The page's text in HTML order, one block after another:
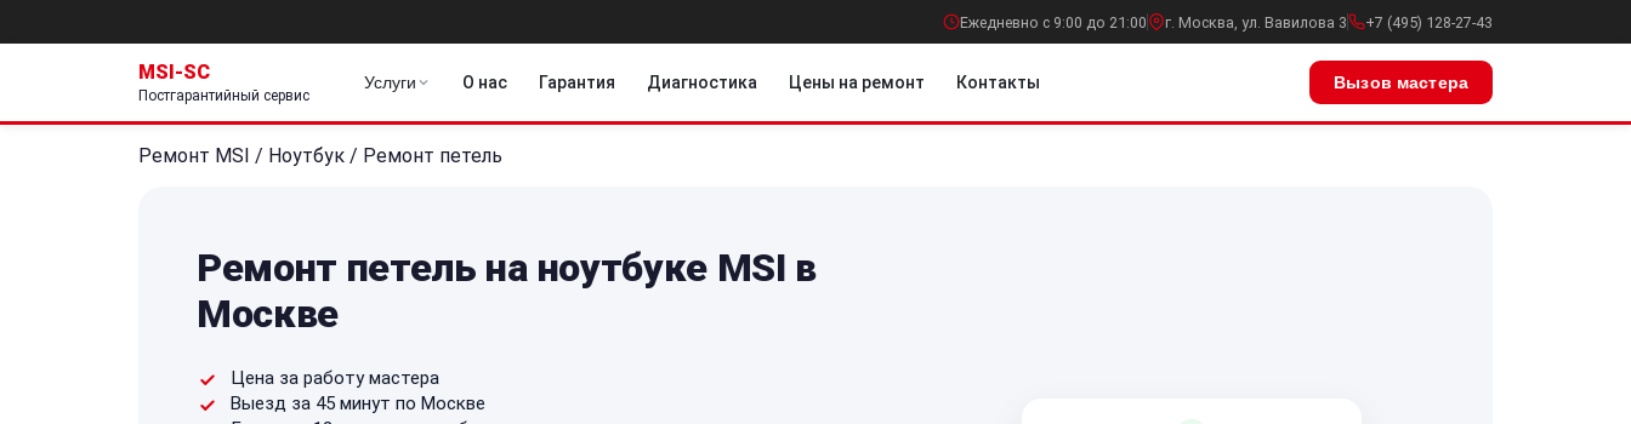
Ежедневно с 9:00 до 21:00 г. Москва, ул. Вавилова 3 +7 (495) 128-27-43
MSI-SC
Постгарантийный сервис
Услуги О нас Гарантия Диагностика Цены на ремонт Контакты Вызов мастера
Ремонт MSI / Ноутбук / Ремонт петель
Ремонт петель на ноутбуке MSI в
Москве
Цена за работу мастера
Выезд за 45 минут по Москве